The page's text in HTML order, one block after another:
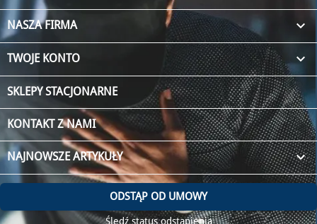
NASZA FIRMA 
TWOJE KONTO 
SKLEPY STACJONARNE
KONTAKT Z NAMI
NAJNOWSZE ARTYKUŁY keyboard_arrow_down
ODSTĄP OD UMOWY
Śledź status odstąpienia